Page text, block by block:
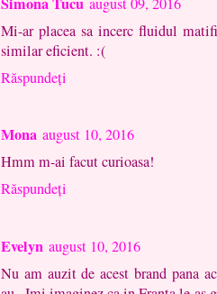
Mi-ar placea sa incerc fluidul
similar eficient. :(
Răspundeți
Mona august 10, 2016
Hmm m-ai facut curioasa!
Răspundeți
Evelyn august 10, 2016
Nu am auzit de acest brand pana